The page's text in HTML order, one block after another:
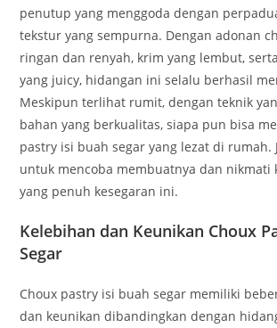
penutup yang menggoda dengan
tekstur yang sempurna. Dengan adonan
ringan dan renyah, krim yang lembut,
yang juicy, hidangan ini selalu berhasil
Meskipun terlihat rumit, dengan teknik
bahan yang berkualitas, siapa pun bisa
pastry isi buah segar yang lezat di rumah.
untuk mencoba membuatnya dan nikmati
yang penuh kesegaran ini.
Kelebihan dan Keunikan Choux
Segar
Choux pastry isi buah segar memiliki
dan keunikan dibandingkan dengan